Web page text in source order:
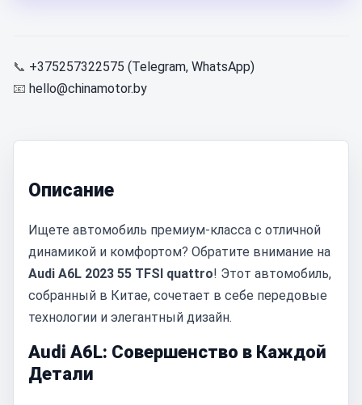
📞 +375257322575 (Telegram, WhatsApp)
📧 hello@chinamotor.by
Описание
Ищете автомобиль премиум-класса с отличной
динамикой и комфортом? Обратите внимание на
Audi A6L 2023 55 TFSI quattro! Этот автомобиль,
собранный в Китае, сочетает в себе передовые
технологии и элегантный дизайн.
Audi A6L: Совершенство в Каждой
Детали